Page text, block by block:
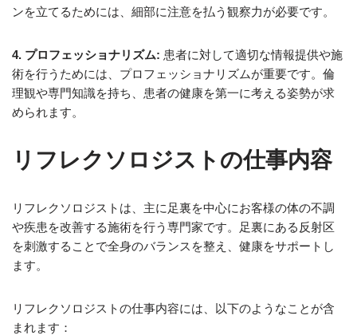
ンを立てるためには、細部に注意を払う観察力が必要です。
4. プロフェッショナリズム: 患者に対して適切な情報提供や施
術を行うためには、プロフェッショナリズムが重要です。倫
理観や専門知識を持ち、患者の健康を第一に考える姿勢が求
められます。
リフレクソロジストの仕事内容
リフレクソロジストは、主に足裏を中心にお客様の体の不調
や疾患を改善する施術を行う専門家です。足裏にある反射区
を刺激することで全身のバランスを整え、健康をサポートし
ます。
リフレクソロジストの仕事内容には、以下のようなことが含
まれます：